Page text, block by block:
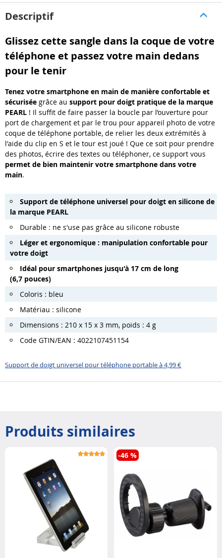
Descriptif
Glissez cette sangle dans la coque de votre
téléphone et passez votre main dedans
pour le tenir
Tenez votre smartphone en main de manière confortable et
sécurisée grâce au support pour doigt pratique de la marque
PEARL ! Il suffit de faire passer la boucle par l’ouverture pour
port de chargement et par le trou pour appareil photo de votre
coque de téléphone portable, de relier les deux extrémités à
l'aide du clip en S et le tour est joué ! Que ce soit pour prendre
des photos, écrire des textes ou téléphoner, ce support vous
permet de bien maintenir votre smartphone dans votre
main.
Support de téléphone universel pour doigt en silicone de
la marque PEARL
Durable : ne s'use pas grâce au silicone robuste
Léger et ergonomique : manipulation confortable pour
votre doigt
Idéal pour smartphones jusqu'à 17 cm de long
(6,7 pouces)
Coloris : bleu
Matériau : silicone
Dimensions : 210 x 15 x 3 mm, poids : 4 g
Code GTIN/EAN : 4022107451154
Support de doigt universel pour téléphone portable à 4,99 €
Produits similaires
-46 %